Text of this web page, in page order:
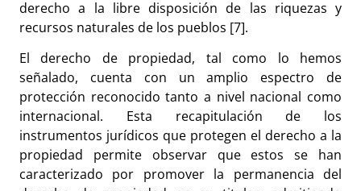
derecho a la libre disposición de las riquezas y
recursos naturales de los pueblos [7].
El derecho de propiedad, tal como lo hemos
señalado, cuenta con un amplio espectro de
protección reconocido tanto a nivel nacional como
internacional. Esta recapitulación de los
instrumentos jurídicos que protegen el derecho a la
propiedad permite observar que estos se han
caracterizado por promover la permanencia del